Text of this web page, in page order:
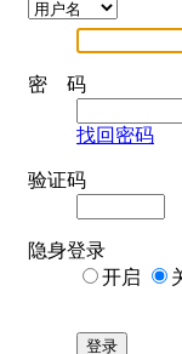
密 码
找回密码
验证码
隐身登录
开启
登录